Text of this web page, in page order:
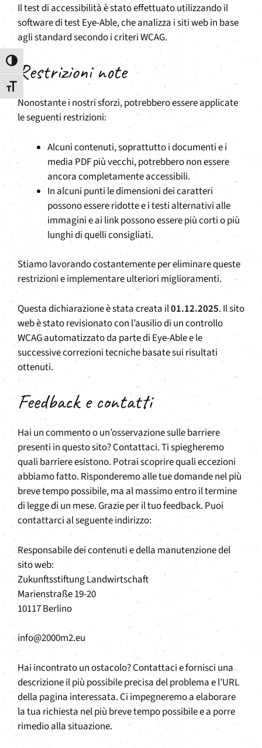
Attiva/disattiva alto contrasto
Attiva/disattiva dimensione testo
Il test di accessibilità è stato effettuato utilizzando il
software di test Eye-Able, che analizza i siti web in base
agli standard secondo i criteri WCAG.
Restrizioni note
Nonostante i nostri sforzi, potrebbero essere applicate
le seguenti restrizioni:
Alcuni contenuti, soprattutto i documenti e i
media PDF più vecchi, potrebbero non essere
ancora completamente accessibili.
In alcuni punti le dimensioni dei caratteri
possono essere ridotte e i testi alternativi alle
immagini e ai link possono essere più corti o più
lunghi di quelli consigliati.
Stiamo lavorando costantemente per eliminare queste
restrizioni e implementare ulteriori miglioramenti.
Questa dichiarazione è stata creata il01.12.2025. Il sito
web è stato revisionato con l’ausilio di un controllo
WCAG automatizzato da parte di Eye-Able e le
successive correzioni tecniche basate sui risultati
ottenuti.
Feedback e contatti
Hai un commento o un’osservazione sulle barriere
presenti in questo sito? Contattaci. Ti spiegheremo
quali barriere esistono. Potrai scoprire quali eccezioni
abbiamo fatto. Risponderemo alle tue domande nel più
breve tempo possibile, ma al massimo entro il termine
di legge di un mese. Grazie per il tuo feedback. Puoi
contattarci al seguente indirizzo:
Responsabile dei contenuti e della manutenzione del
sito web:
Zukunftsstiftung Landwirtschaft
Marienstraße 19-20
10117 Berlino
info@2000m2.eu
Hai incontrato un ostacolo? Contattaci e fornisci una
descrizione il più possibile precisa del problema e l’URL
della pagina interessata. Ci impegneremo a elaborare
la tua richiesta nel più breve tempo possibile e a porre
rimedio alla situazione.